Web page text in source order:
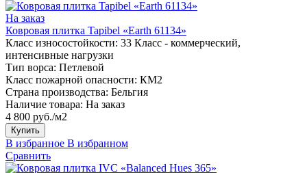
На заказ
Ковровая плитка Tapibel «Earth 61134»
Класс износостойкости: 33 Класс - коммерческий,
интенсивные нагрузки
Тип ворса: Петлевой
Класс пожарной опасности: КМ2
Страна производства: Бельгия
Наличие товара: На заказ
4 800 руб./м2
Купить
В избранное В избранном
Сравнить